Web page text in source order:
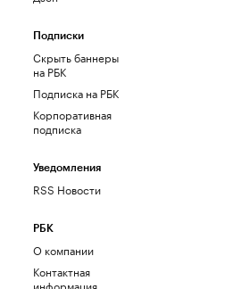
Подписки
Скрыть баннеры
на РБК
Подписка на РБК
Корпоративная
подписка
Уведомления
RSS Новости
РБК
О компании
Контактная
информация